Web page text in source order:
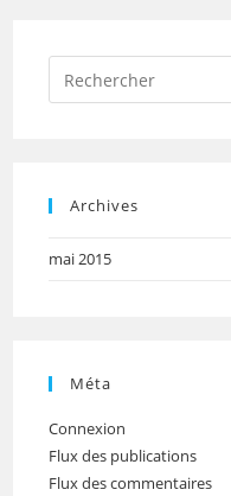
Archives
mai 2015
Méta
Connexion
Flux des publications
Flux des commentaires